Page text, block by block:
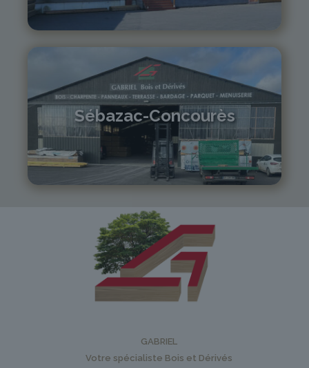
04 71 01 13 30
lepuy@gabriel-sa.fr
Sébazac-Concourès
05 81 55 83 89
monistrol@gabriel-sa.fr
GABRIEL
Votre spécialiste Bois et Dérivés